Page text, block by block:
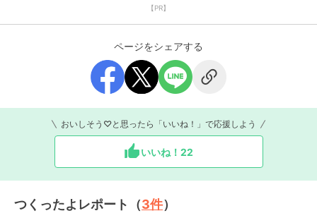
【PR】
ページをシェアする
おいしそう♡と思ったら「いいね！」で応援しよう
いいね！ 22
つくったよレポート（3件）